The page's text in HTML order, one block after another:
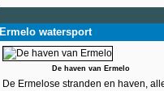
Ermelo watersport
De haven van Ermelo
De Ermelose stranden en haven,